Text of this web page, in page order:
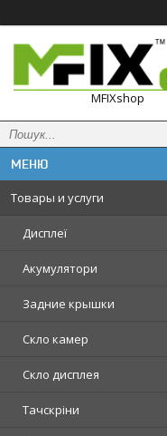
MFIXshop
Товары и услуги
Дисплеї
Акумулятори
Задние крышки
Скло камер
Скло дисплея
Тачскріни